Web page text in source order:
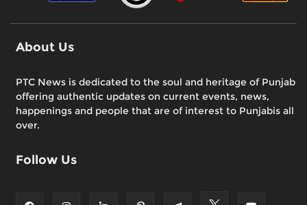
About Us
PTC News is dedicated to the soul and heritage of Punjab
offering authentic updates on current events, news,
happenings and people that are of interest to Punjabis all
over.
Follow Us